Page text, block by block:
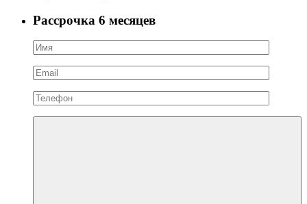
Рассрочка 6 месяцев